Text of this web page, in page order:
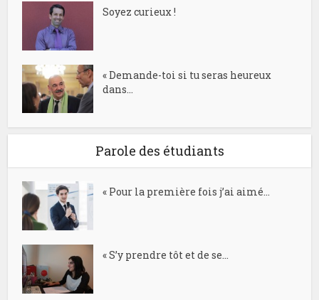
Soyez curieux !
« Demande-toi si tu seras heureux
dans...
Parole des étudiants
« Pour la première fois j’ai aimé...
« S’y prendre tôt et de se...